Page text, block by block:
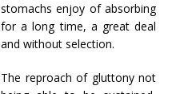
stomachs enjoy of absorbing
for a long time, a great deal
and without selection.
The reproach of gluttony not